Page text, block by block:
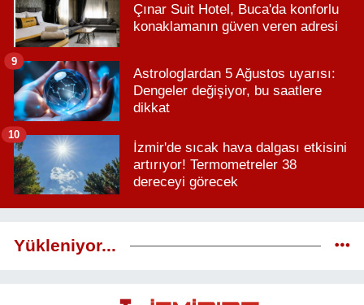
Çınar Suit Hotel, Buca'da konforlu
konaklamanın güven veren adresi
Astrologlardan 5 Ağustos uyarısı:
Dengeler değişiyor, bu saatlere
dikkat
9
İzmir'de sıcak hava dalgası etkisini
artırıyor! Termometreler 38
dereceyi görecek
10
Yükleniyor...